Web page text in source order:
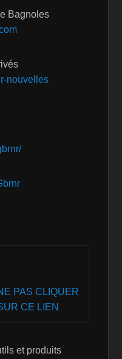
Bagnoles
nouvelles
PAS CLIQUER
CE LIEN
et produits